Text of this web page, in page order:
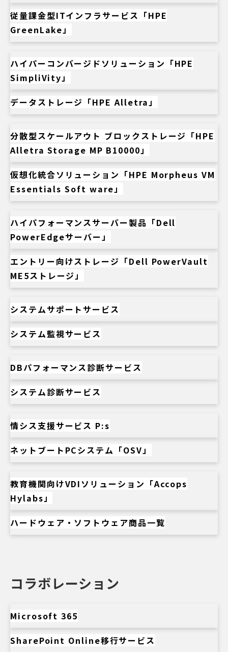
従量課金型ITインフラサービス「HPE
GreenLake」
ハイパーコンバージドソリューション「HPE
SimpliVity」
データストレージ「HPE Alletra」
分散型スケールアウト ブロックストレージ「HPE
Alletra Storage MP B10000」
仮想化統合ソリューション「HPE Morpheus VM
Essentials Soft ware」
ハイパフォーマンスサーバー製品「Dell
PowerEdgeサーバー」
エントリー向けストレージ「Dell PowerVault
ME5ストレージ」
システムサポートサービス
システム監視サービス
DBパフォーマンス診断サービス
システム診断サービス
情シス支援サービス P:s
ネットブートPCシステム「OSV」
教育機関向けVDIソリューション「Accops
Hylabs」
ハードウェア・ソフトウェア商品一覧
コラボレーション
Microsoft 365
SharePoint Online移行サービス